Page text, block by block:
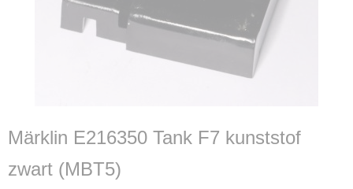
Märklin E216350 Tank F7 kunststof
zwart (MBT5)